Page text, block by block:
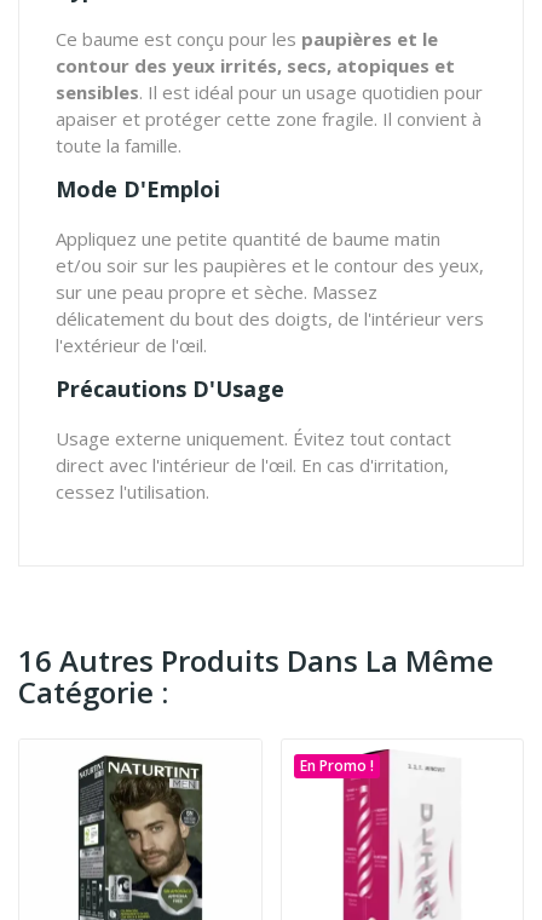
Ce baume est conçu pour les paupières et le
contour des yeux irrités, secs, atopiques et
sensibles. Il est idéal pour un usage quotidien pour
apaiser et protéger cette zone fragile. Il convient à
toute la famille.
Mode D'Emploi
Appliquez une petite quantité de baume matin
et/ou soir sur les paupières et le contour des yeux,
sur une peau propre et sèche. Massez
délicatement du bout des doigts, de l'intérieur vers
l'extérieur de l'œil.
Précautions D'Usage
Usage externe uniquement. Évitez tout contact
direct avec l'intérieur de l'œil. En cas d'irritation,
cessez l'utilisation.
16 Autres Produits Dans La Même
Catégorie :
En Promo !